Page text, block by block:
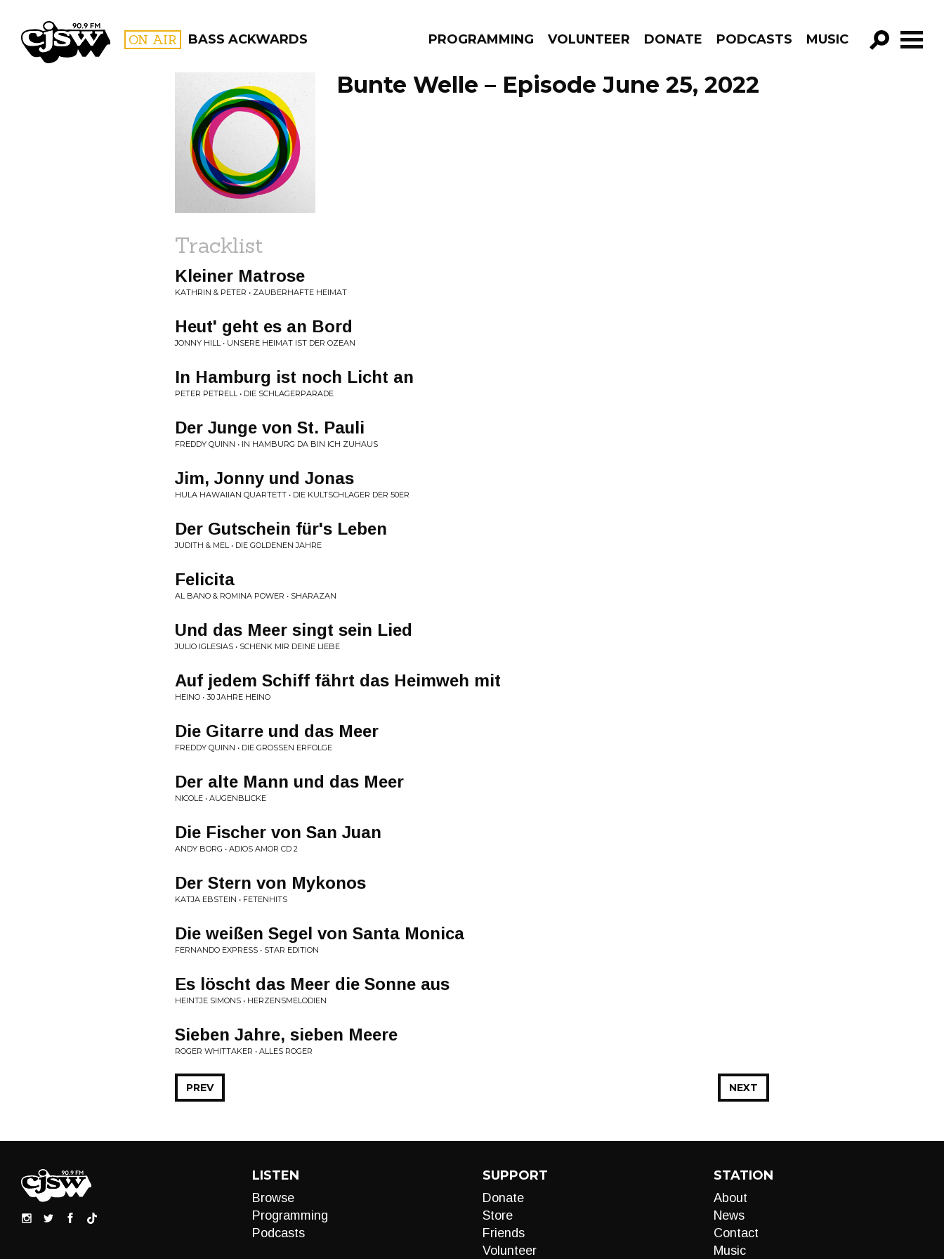
CJSW ON AIR BASS ACKWARDS PROGRAMMING VOLUNTEER DONATE PODCASTS MUSIC
GO!
FILTER BY:
PROGRAMS
Bunte Welle – Episode June 25, 2022
Tracklist
Kleiner Matrose
KATHRIN & PETER • ZAUBERHAFTE HEIMAT
Heut' geht es an Bord
JONNY HILL • UNSERE HEIMAT IST DER OZEAN
In Hamburg ist noch Licht an
PETER PETRELL • DIE SCHLAGERPARADE
Der Junge von St. Pauli
FREDDY QUINN • IN HAMBURG DA BIN ICH ZUHAUS
Jim, Jonny und Jonas
HULA HAWAIIAN QUARTETT • DIE KULTSCHLAGER DER 50ER
Der Gutschein für's Leben
JUDITH & MEL • DIE GOLDENEN JAHRE
Felicita
AL BANO & ROMINA POWER • SHARAZAN
Und das Meer singt sein Lied
JULIO IGLESIAS • SCHENK MIR DEINE LIEBE
Auf jedem Schiff fährt das Heimweh mit
HEINO • 30 JAHRE HEINO
Die Gitarre und das Meer
FREDDY QUINN • DIE GROSSEN ERFOLGE
Der alte Mann und das Meer
NICOLE • AUGENBLICKE
Die Fischer von San Juan
ANDY BORG • ADIOS AMOR CD 2
Der Stern von Mykonos
KATJA EBSTEIN • FETENHITS
Die weißen Segel von Santa Monica
FERNANDO EXPRESS • STAR EDITION
Es löscht das Meer die Sonne aus
HEINTJE SIMONS • HERZENSMELODIEN
Sieben Jahre, sieben Meere
ROGER WHITTAKER • ALLES ROGER
NEXT
PREV
LISTEN
Browse
Programming
Podcasts
SUPPORT
Donate
Store
Friends
Volunteer
STATION
About
News
Contact
Music